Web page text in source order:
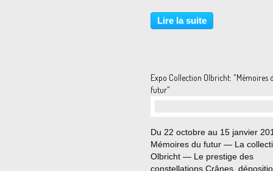
Pictoplasma project is
its unique focus on
Lire la suite
Expo Collection Olbricht: "Mémoires
futur"
Du 22 octobre au 15 janvier
Mémoires du futur — La
Olbricht — Le prestige des
constellations Crânes,